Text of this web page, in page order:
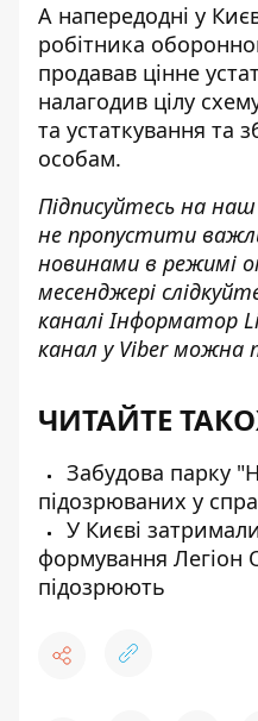
А напередодні у
робітника
продавав цінне
налагодив цілу
та устаткування та
особам.
Підписуйтесь на наш
не пропустити
новинами в режимі
месенджері
каналіІнформатор
канал у Viber можна
ЧИТАЙТЕ
Забудова парку
підозрюваних у
У Києві
формування Легіон
підозрюють